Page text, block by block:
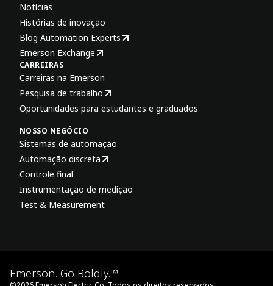
Notícias
Histórias de inovação
Blog Automation Experts
Emerson Exchange
CARREIRAS
Carreiras na Emerson
Pesquisa de trabalho
Oportunidades para estudantes e graduados
NOSSO NEGÓCIO
Sistemas de automação
Automação discreta
Controle final
Instrumentação de medição
Test & Measurement
Emerson. Go Boldly.™